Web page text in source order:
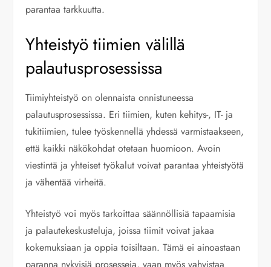
parantaa tarkkuutta.
Yhteistyö tiimien välillä
palautusprosessissa
Tiimiyhteistyö on olennaista onnistuneessa
palautusprosessissa. Eri tiimien, kuten kehitys-, IT- ja
tukitiimien, tulee työskennellä yhdessä varmistaakseen,
että kaikki näkökohdat otetaan huomioon. Avoin
viestintä ja yhteiset työkalut voivat parantaa yhteistyötä
ja vähentää virheitä.
Yhteistyö voi myös tarkoittaa säännöllisiä tapaamisia
ja palautekeskusteluja, joissa tiimit voivat jakaa
kokemuksiaan ja oppia toisiltaan. Tämä ei ainoastaan